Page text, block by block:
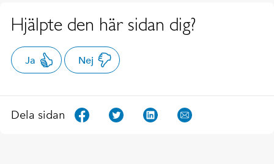
Hjälpte den här sidan dig?
Ja Nej
Dela sidan